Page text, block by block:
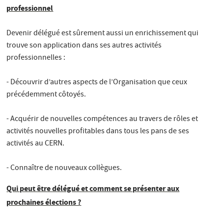
professionnel
Devenir délégué est sûrement aussi un enrichissement qui
trouve son application dans ses autres activités
professionnelles :
- Découvrir d’autres aspects de l’Organisation que ceux
précédemment côtoyés.
- Acquérir de nouvelles compétences au travers de rôles et
activités nouvelles profitables dans tous les pans de ses
activités au CERN.
- Connaître de nouveaux collègues.
Qui peut être délégué et comment se présenter aux
prochaines élections ?